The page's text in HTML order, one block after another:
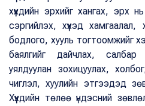
хүүхдийн эрхийг хангах, эрх
сэргийлэх, хүүхэд
бодлого, хууль тогтоомжийг
баялгийг дайчлах, салбар
уялдуулан зохицуулах,
чиглэл, хуулийн этгээдэд
Хүүхдийн төлөө үндэсний